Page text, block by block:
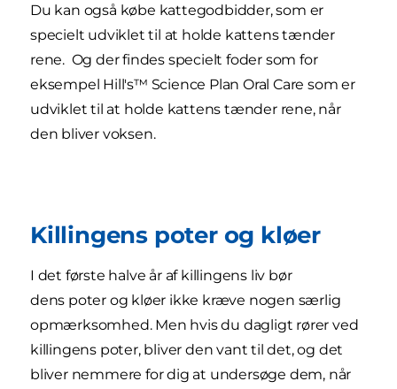
Du kan også købe kattegodbidder, som er
specielt udviklet til at holde kattens tænder
rene. Og der findes specielt foder som for
eksempel Hill's™ Science Plan Oral Care som er
udviklet til at holde kattens tænder rene, når
den bliver voksen.
Killingens poter og kløer
I det første halve år af killingens liv bør
dens poter og kløer ikke kræve nogen særlig
opmærksomhed. Men hvis du dagligt rører ved
killingens poter, bliver den vant til det, og det
bliver nemmere for dig at undersøge dem, når